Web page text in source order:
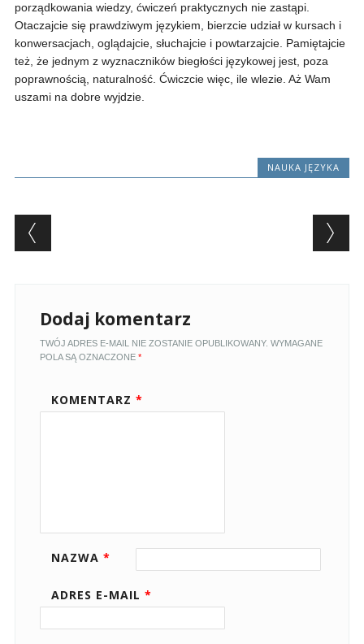
porządkowania wiedzy, ćwiczeń praktycznych nie zastąpi.
Otaczajcie się prawdziwym językiem, bierzcie udział w kursach i
konwersacjach, oglądajcie, słuchajcie i powtarzajcie. Pamiętajcie
też, że jednym z wyznaczników biegłości językowej jest, poza
poprawnością, naturalność. Ćwiczcie więc, ile wlezie. Aż Wam
uszami na dobre wyjdzie.
NAUKA JĘZYKA
Post navigation
Dodaj komentarz
TWÓJ ADRES E-MAIL NIE ZOSTANIE OPUBLIKOWANY. WYMAGANE
POLA SĄ OZNACZONE *
KOMENTARZ *
NAZWA *
ADRES E-MAIL *